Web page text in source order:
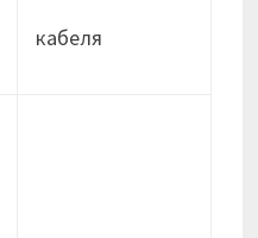
кабеля